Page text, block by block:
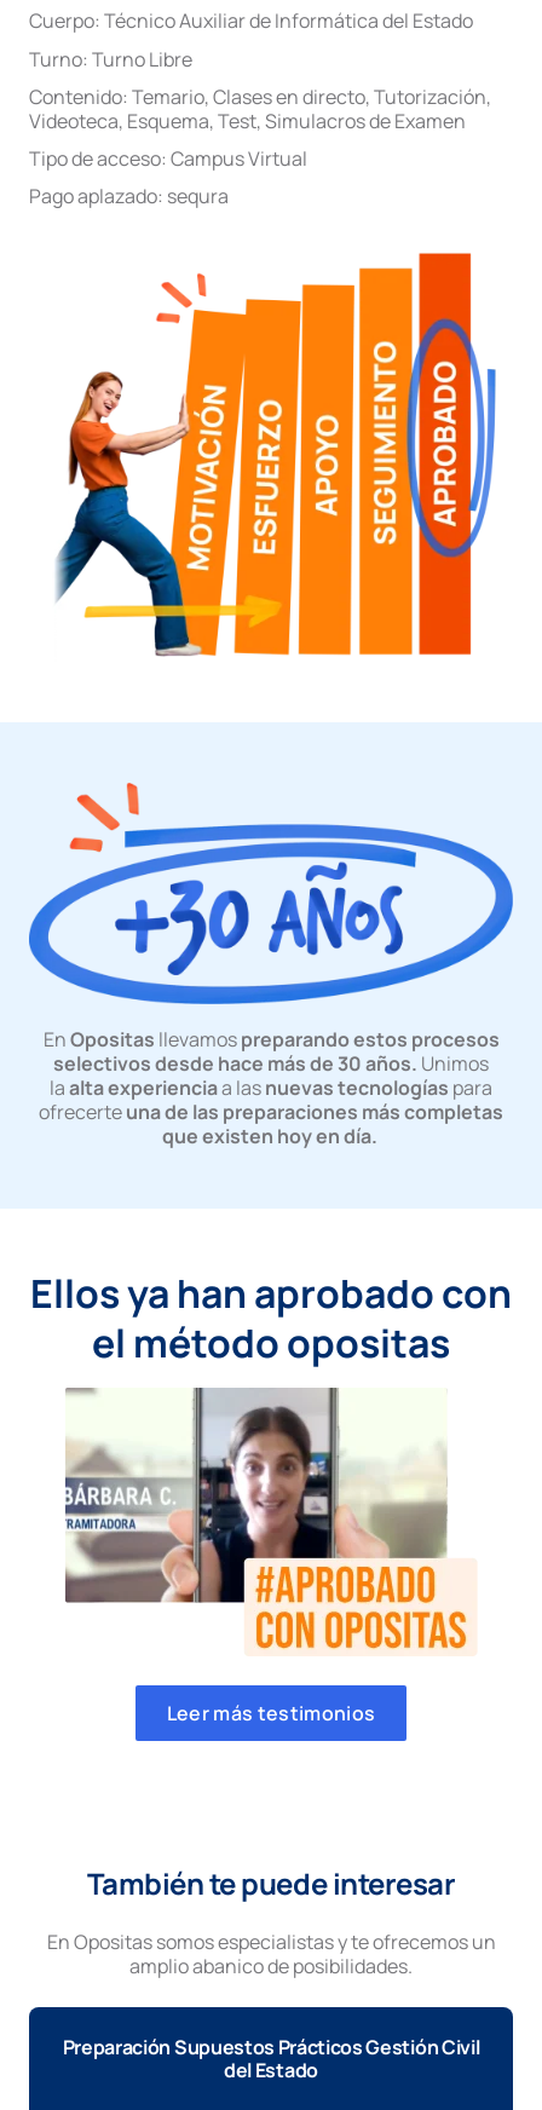
Cuerpo: Técnico Auxiliar de Informática del Estado
Turno: Turno Libre
Contenido: Temario,Clases en directo,Tutorización,
Videoteca, Esquema,Test,Simulacros de Examen
Tipo de acceso: Campus Virtual
Pago aplazado: sequra
EnOpositas llevamospreparando estos procesos
selectivos desde hace más de 30 años. Unimos
laalta experienciaa lasnuevas tecnologías para
ofrecerteuna de las preparaciones más completas
que existen hoy en día.
Ellos ya han aprobado con
el método opositas
Leer más testimonios
También te puede interesar
En Opositas somos especialistas y te ofrecemos un
amplio abanico de posibilidades.
Preparación Supuestos Prácticos Gestión Civil
del Estado